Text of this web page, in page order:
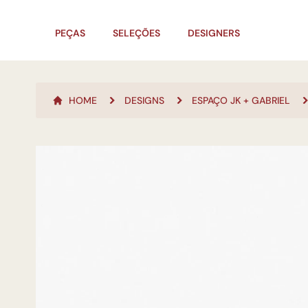
PEÇAS SELEÇÕES DESIGNERS
HOME DESIGNS ESPAÇO JK + GABRIEL